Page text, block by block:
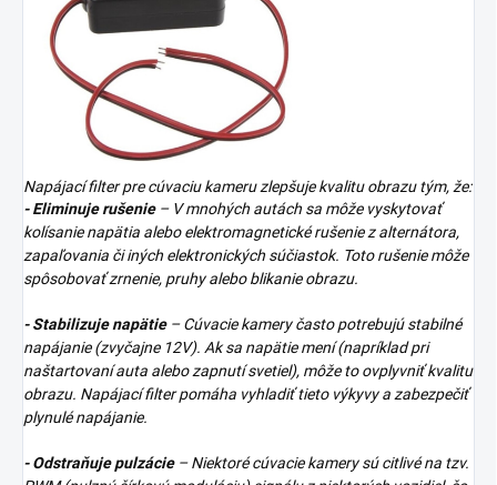
Napájací filter pre cúvaciu kameru zlepšuje kvalitu obrazu tým, že:
- Eliminuje rušenie– V mnohých autách sa môže vyskytovať
kolísanie napätia alebo elektromagnetické rušenie z alternátora,
zapaľovania či iných elektronických súčiastok. Toto rušenie môže
spôsobovať zrnenie, pruhy alebo blikanie obrazu.
- Stabilizuje napätie– Cúvacie kamery často potrebujú stabilné
napájanie (zvyčajne 12V). Ak sa napätie mení (napríklad pri
naštartovaní auta alebo zapnutí svetiel), môže to ovplyvniť kvalitu
obrazu. Napájací filter pomáha vyhladiť tieto výkyvy a zabezpečiť
plynulé napájanie.
- Odstraňuje pulzácie– Niektoré cúvacie kamery sú citlivé na tzv.